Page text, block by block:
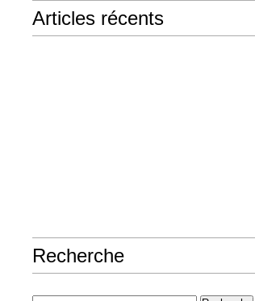
Articles récents
Recherche